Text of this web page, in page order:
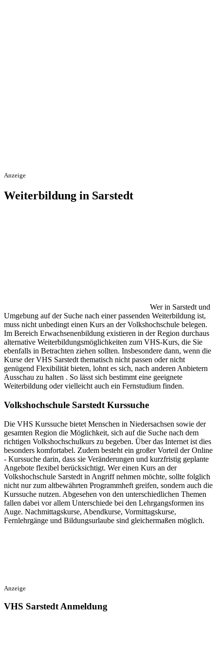
Anzeige
Weiterbildung in Sarstedt
Wer in Sarstedt und
Umgebung auf der Suche nach einer passenden Weiterbildung ist,
muss nicht unbedingt einen Kurs an der Volkshochschule belegen.
Im Bereich Erwachsenenbildung existieren in der Region durchaus
alternative Weiterbildungsmöglichkeiten zum VHS-Kurs, die Sie
ebenfalls in Betrachten ziehen sollten. Insbesondere dann, wenn die
Kurse der VHS Sarstedt thematisch nicht passen oder nicht
genügend Flexibilität bieten, lohnt es sich, nach anderen Anbietern
Ausschau zu halten . So lässt sich bestimmt eine geeignete
Weiterbildung oder vielleicht auch ein Fernstudium finden.
Volkshochschule Sarstedt Kurssuche
Die VHS Kurssuche bietet Menschen in Niedersachsen sowie der
gesamten Region die Möglichkeit, sich auf die Suche nach dem
richtigen Volkshochschulkurs zu begeben. Über das Internet ist dies
besonders komfortabel. Zudem besteht ein großer Vorteil der Online
- Kurssuche darin, dass sie Veränderungen und kurzfristig geplante
Angebote flexibel berücksichtigt. Wer einen Kurs an der
Volkshochschule Sarstedt in Angriff nehmen möchte, sollte folglich
nicht nur zum altbewährten Programmheft greifen, sondern auch die
Kurssuche nutzen. Abgesehen von den unterschiedlichen Themen
fallen dabei vor allem Unterschiede bei den Lehrgangsformen ins
Auge. Nachmittagskurse, Abendkurse, Vormittagskurse,
Fernlehrgänge und Bildungsurlaube sind gleichermaßen möglich.
Anzeige
VHS Sarstedt Anmeldung